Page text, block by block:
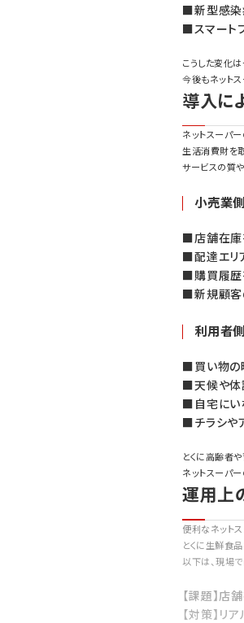
■新型感染
■スマート
こうした変化
今後もネット
導入に
ネットスーパ
生活消費財を
サービスの質
小売業
■店舗在庫
■配達エリ
■購買履歴
■新規顧客
利用者
■買い物の
■天候や体
■自宅にい
■チラシや
とくに高齢者
ネットスーパ
運用上
便利なネット
とくに生鮮食
以下は、現場
【課題】店
【対策】リ